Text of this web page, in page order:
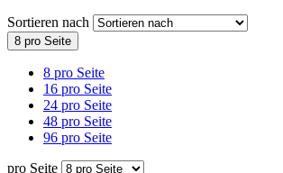
Sortieren nach
8 pro Seite
8 pro Seite
16 pro Seite
24 pro Seite
48 pro Seite
96 pro Seite
pro Seite